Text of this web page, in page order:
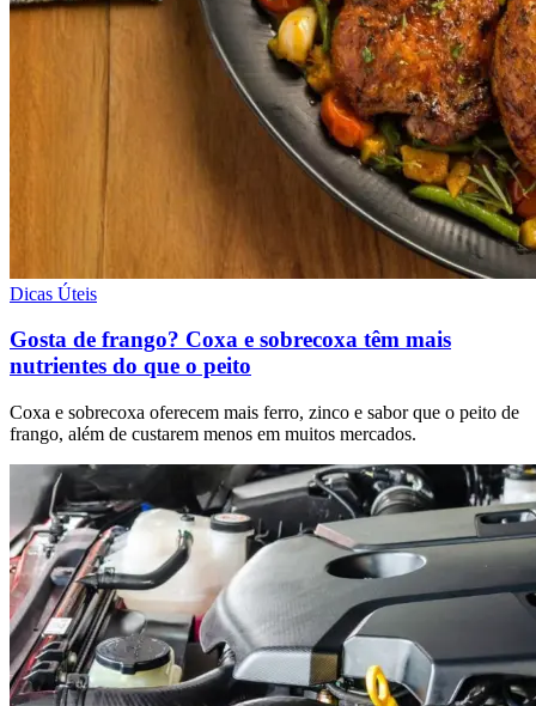
Dicas Úteis
Gosta de frango? Coxa e sobrecoxa têm mais
nutrientes do que o peito
Coxa e sobrecoxa oferecem mais ferro, zinco e sabor que o peito de
frango, além de custarem menos em muitos mercados.